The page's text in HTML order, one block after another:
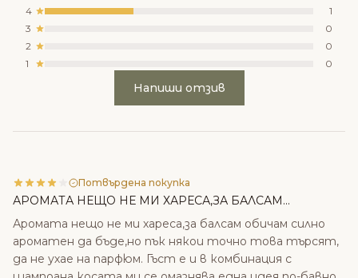
4
1
3
0
2
0
1
0
Напиши отзив
Потвърдена покупка
АРОМАТА НЕЩО НЕ МИ ХАРЕСА,ЗА БАЛСАМ...
Аромата нещо не ми хареса,за балсам обичам силно
ароматен да бъде,но пък някои точно това търсят,
да не ухае на парфюм. Гъст е и в комбинация с